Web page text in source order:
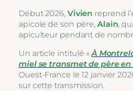
Début 2026, Vivien reprend
apicole de son père, Alain,
apiculteur pendant de
Un article intitulé «À
miel se transmet de père en
Ouest-France le 12 janvier
sur cette transmission.